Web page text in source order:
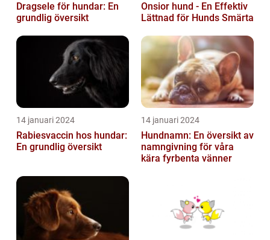
Dragsele för hundar: En
grundlig översikt
Onsior hund - En Effektiv
Lättnad för Hunds Smärta
14 januari 2024
Rabiesvaccin hos hundar:
En grundlig översikt
14 januari 2024
Hundnamn: En översikt av
namngivning för våra
kära fyrbenta vänner